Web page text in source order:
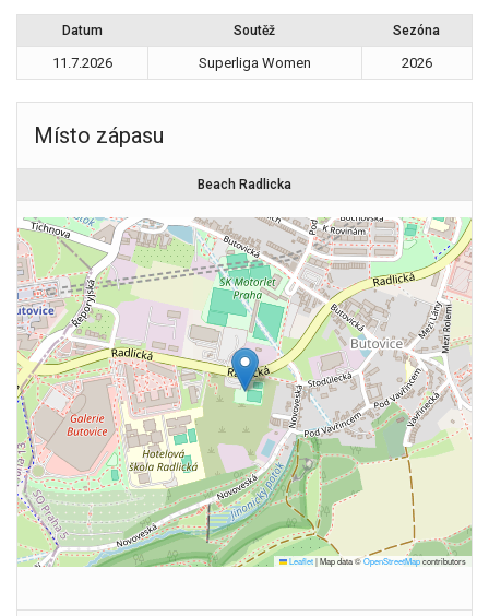
Datum Soutěž Sezóna
11.7.2026 Superliga Women 2026
Místo zápasu
Beach Radlicka
Leaflet|Map data ©OpenStreetMapcontributors